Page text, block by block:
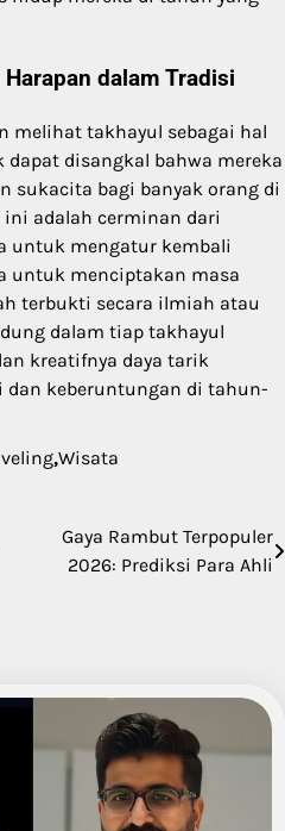
dalam Tradisi
melihat takhayul sebagai hal
disangkal bahwa mereka
sukacita bagi banyak orang di
adalah cerminan dari
untuk mengatur kembali
untuk menciptakan masa
terbukti secara ilmiah atau
dalam tiap takhayul
kreatifnya daya tarik
keberuntungan di tahun-
,Wisata
Gaya Rambut Terpopuler
2026: Prediksi Para Ahli